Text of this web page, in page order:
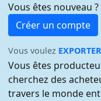
Vous êtes nouveau ?
Créer un compte
Vous voulez EXPORTER
Vous êtes
cherchez des
travers le monde